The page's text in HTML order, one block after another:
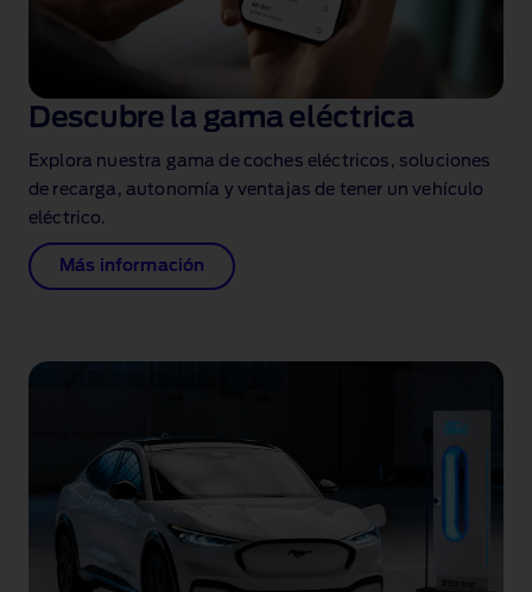
Descubre la gama eléctrica
Explora nuestra gama de coches eléctricos, soluciones
de recarga, autonomía y ventajas de tener un vehículo
eléctrico.
Más información